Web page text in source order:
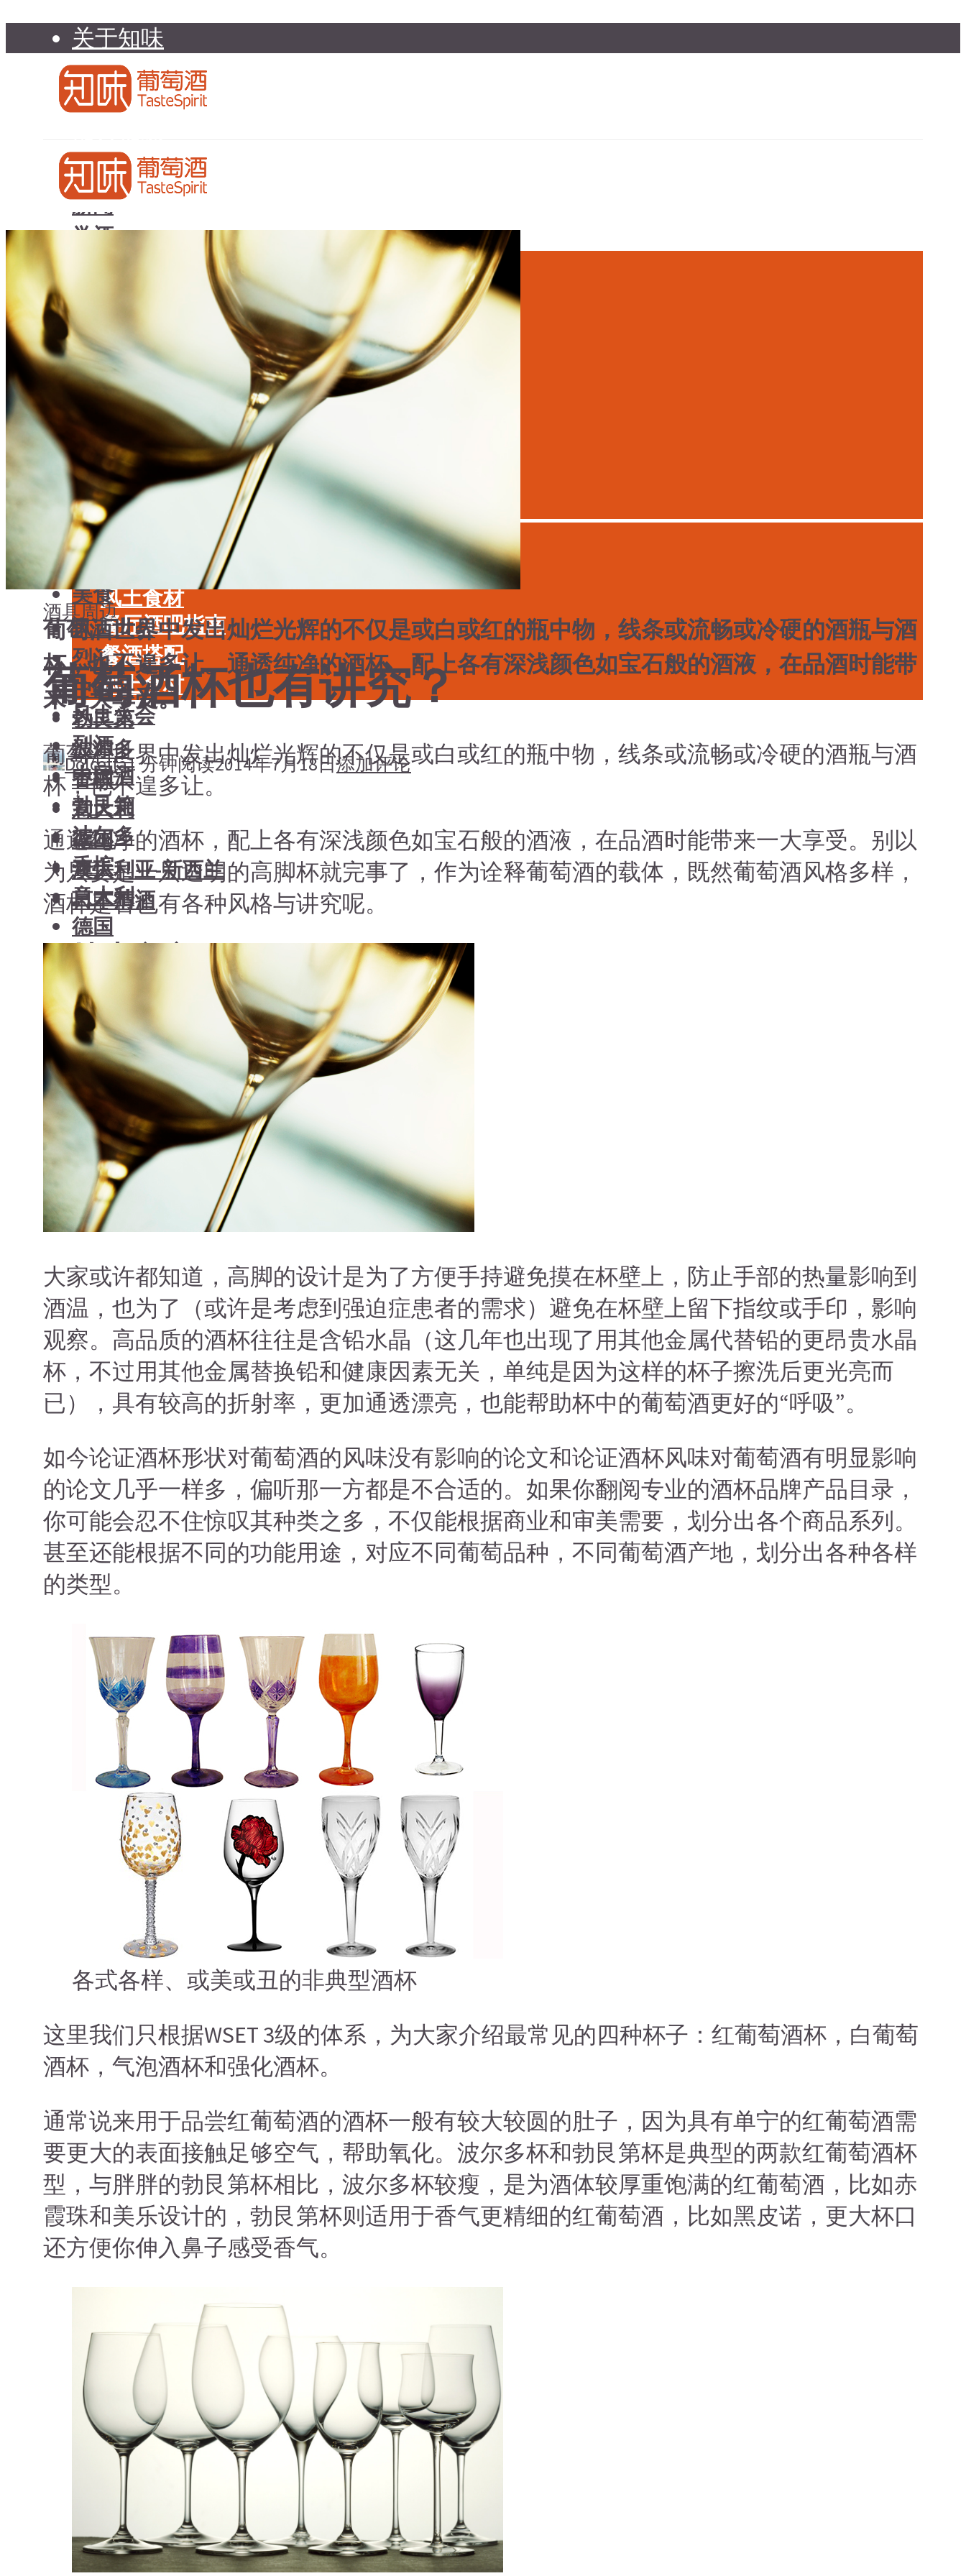
关于知味
知味介绍
知味专家顾问委员会
联系我们
知味荐酒
新闻
学酒
年份
酒具周边
投资收藏
留学教育
名庄
品鉴专栏
美食
餐厅酒吧指南
风土食材
风土大会
烈酒
中国酒
勃艮第
波尔多
香槟
意大利
德国
澳大利亚-新西兰
日本清酒
搜索文章 搜索
搜索文章 搜索
新闻
学酒
基础知识
品种
年份
酒具周边
投资收藏
留学教育
名庄
品鉴专栏
美食
餐厅酒吧指南
餐酒搭配
风土食材
风土大会
烈酒
中国酒
勃艮第
波尔多
香槟
意大利
德国
澳大利亚-新西兰
日本清酒
搜索文章 搜索
搜索文章 搜索
酒具周边
葡萄酒杯也有讲究？
Dolcetta1 分钟阅读2014年7月18日添加评论
葡萄酒世界中发出灿烂光辉的不仅是或白或红的瓶中物，线条或流畅或冷硬的酒瓶与酒
杯，也不遑多让。通透纯净的酒杯，配上各有深浅颜色如宝石般的酒液，在品酒时能带
来一大享受。
葡萄酒世界中发出灿烂光辉的不仅是或白或红的瓶中物，线条或流畅或冷硬的酒瓶与酒
杯，也不遑多让。
通透纯净的酒杯，配上各有深浅颜色如宝石般的酒液，在品酒时能带来一大享受。别以
为只要是一只透明的高脚杯就完事了，作为诠释葡萄酒的载体，既然葡萄酒风格多样，
酒杯是否也有各种风格与讲究呢。
大家或许都知道，高脚的设计是为了方便手持避免摸在杯壁上，防止手部的热量影响到
酒温，也为了（或许是考虑到强迫症患者的需求）避免在杯壁上留下指纹或手印，影响
观察。高品质的酒杯往往是含铅水晶（这几年也出现了用其他金属代替铅的更昂贵水晶
杯，不过用其他金属替换铅和健康因素无关，单纯是因为这样的杯子擦洗后更光亮而
已），具有较高的折射率，更加通透漂亮，也能帮助杯中的葡萄酒更好的“呼吸”。
如今论证酒杯形状对葡萄酒的风味没有影响的论文和论证酒杯风味对葡萄酒有明显影响
的论文几乎一样多，偏听那一方都是不合适的。如果你翻阅专业的酒杯品牌产品目录，
你可能会忍不住惊叹其种类之多，不仅能根据商业和审美需要，划分出各个商品系列。
甚至还能根据不同的功能用途，对应不同葡萄品种，不同葡萄酒产地，划分出各种各样
的类型。
各式各样、或美或丑的非典型酒杯
这里我们只根据WSET 3级的体系，为大家介绍最常见的四种杯子：红葡萄酒杯，白葡萄
酒杯，气泡酒杯和强化酒杯。
通常说来用于品尝红葡萄酒的酒杯一般有较大较圆的肚子，因为具有单宁的红葡萄酒需
要更大的表面接触足够空气，帮助氧化。波尔多杯和勃艮第杯是典型的两款红葡萄酒杯
型，与胖胖的勃艮第杯相比，波尔多杯较瘦，是为酒体较厚重饱满的红葡萄酒，比如赤
霞珠和美乐设计的，勃艮第杯则适用于香气更精细的红葡萄酒，比如黑皮诺，更大杯口
还方便你伸入鼻子感受香气。